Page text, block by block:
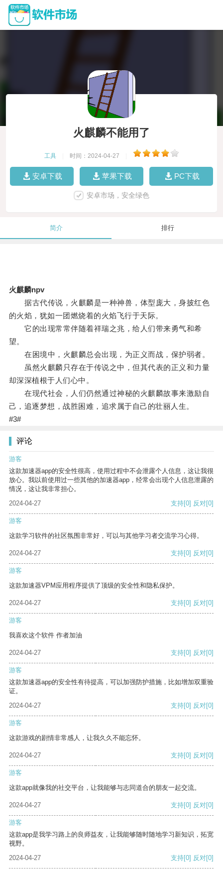
火麒麟不能用了
工具 时间：2024-04-27
安卓下载 苹果下载 PC下载
安卓市场，安全绿色
简介 排行
火麒麟npv
据古代传说，火麒麟是一种神兽，体型庞大，身披红色
的火焰，犹如一团燃烧着的火焰飞行于天际。
它的出现常常伴随着祥瑞之兆，给人们带来勇气和希
望。
在困境中，火麒麟总会出现，为正义而战，保护弱者。
虽然火麒麟只存在于传说之中，但其代表的正义和力量
却深深植根于人们心中。
在现代社会，人们仍然通过神秘的火麒麟故事来激励自
己，追逐梦想，战胜困难，追求属于自己的壮丽人生。
#3#
评论
游客
这款加速器app的安全性很高，使用过程中不会泄露个人信息，这让我很
放心。我以前使用过一些其他的加速器app，经常会出现个人信息泄露的
情况，这让我非常担心。
2024-04-27
支持[0] 反对[0]
游客
这款学习软件的社区氛围非常好，可以与其他学习者交流学习心得。
2024-04-27 支持[0] 反对[0]
游客
这款加速器VPM应用程序提供了顶级的安全性和隐私保护。
2024-04-27 支持[0] 反对[0]
游客
我喜欢这个软件 作者加油
2024-04-27 支持[0] 反对[0]
游客
这款加速器app的安全性有待提高，可以加强防护措施，比如增加双重验
证。
2024-04-27
支持[0] 反对[0]
游客
这款游戏的剧情非常感人，让我久久不能忘怀。
2024-04-27 支持[0] 反对[0]
游客
这款app就像我的社交平台，让我能够与志同道合的朋友一起交流。
2024-04-27 支持[0] 反对[0]
游客
这款app是我学习路上的良师益友，让我能够随时随地学习新知识，拓宽
视野。
2024-04-27
支持[0] 反对[0]